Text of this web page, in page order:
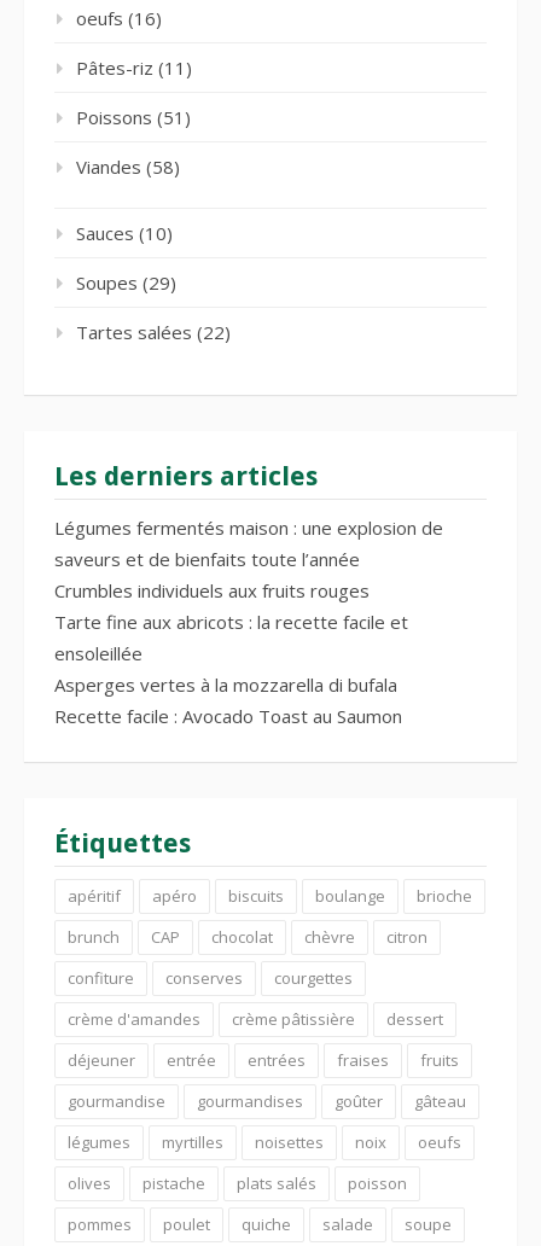
oeufs (16)
Pâtes-riz (11)
Poissons (51)
Viandes (58)
Sauces (10)
Soupes (29)
Tartes salées (22)
Les derniers articles
Légumes fermentés maison : une explosion de
saveurs et de bienfaits toute l’année
Crumbles individuels aux fruits rouges
Tarte fine aux abricots : la recette facile et
ensoleillée
Asperges vertes à la mozzarella di bufala
Recette facile : Avocado Toast au Saumon
Étiquettes
apéritif apéro biscuits boulange
brioche
brunch
CAP chocolat chèvre
citron
confiture
conserves
courgettes
crème d'amandes
crème pâtissière
dessert
déjeuner
entrée entrées fraises
fruits
gourmandise
gourmandises goûter
gâteau
légumes
myrtilles noisettes noix
oeufs
olives
pistache plats salés
poisson
pommes
poulet quiche salade soupe